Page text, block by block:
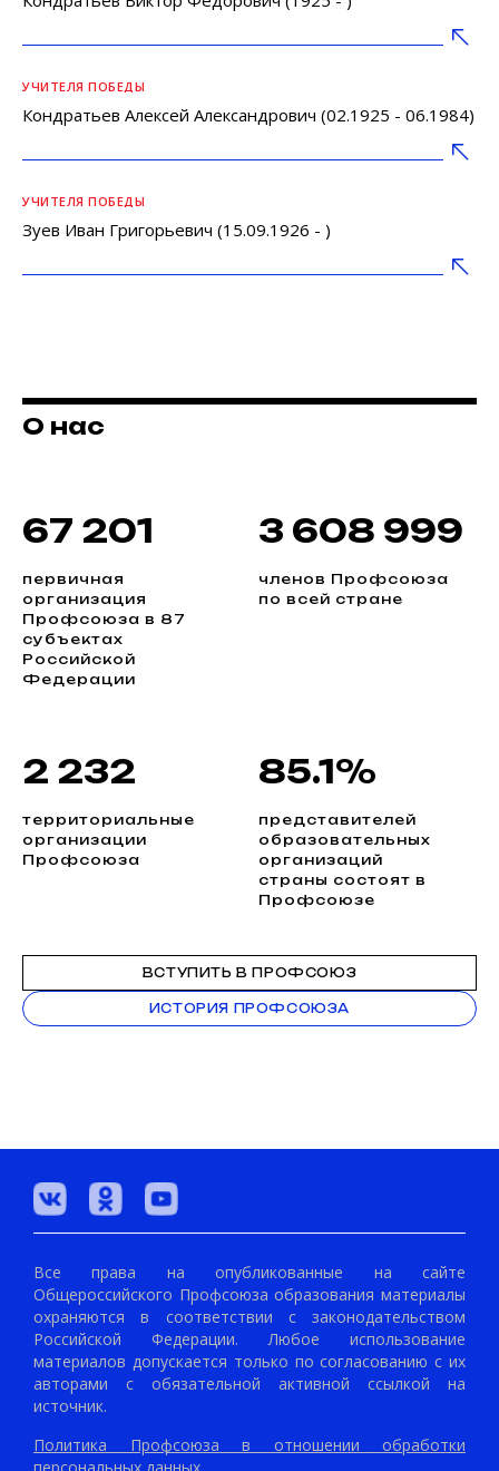
УЧИТЕЛЯ ПОБЕДЫ
Кондратьев Алексей Александрович (02.1925 - 06.1984)
УЧИТЕЛЯ ПОБЕДЫ
Зуев Иван Григорьевич (15.09.1926 - )
О нас
67 201
первичная
организация
Профсоюза в 87
субъектах
Российской
Федерации
3 608 999
членов Профсоюза
по всей стране
2 232
территориальные
организации
Профсоюза
85.1%
представителей
образовательных
организаций
страны состоят в
Профсоюзе
ВСТУПИТЬ В ПРОФСОЮЗ
ИСТОРИЯ ПРОФСОЮЗА
Все права на опубликованные на сайте
Общероссийского Профсоюза образования материалы
охраняются в соответствии с законодательством
Российской Федерации. Любое использование
материалов допускается только по согласованию с их
авторами с обязательной активной ссылкой на
источник.
Политика Профсоюза в отношении обработки